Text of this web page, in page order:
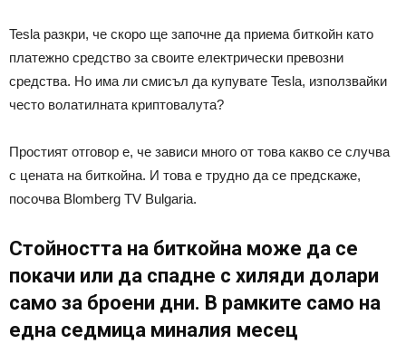
Tesla разкри, че скоро ще започне да приема биткойн като
платежно средство за своите електрически превозни
средства. Но има ли смисъл да купувате Tesla, използвайки
често волатилната криптовалута?
Простият отговор е, че зависи много от това какво се случва
с цената на биткойна. И това е трудно да се предскаже,
посочва Blomberg TV Bulgaria.
Стойността на биткойна може да се
покачи или да спадне с хиляди долари
само за броени дни. В рамките само на
една седмица миналия месец